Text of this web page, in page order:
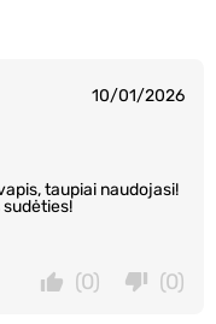
10/01/2026
taupiai naudojasi!
sudėties!
(0)
(0)